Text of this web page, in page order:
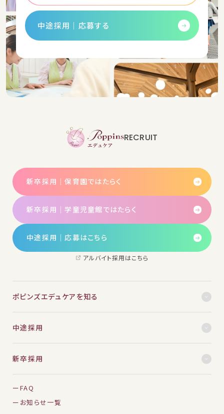
中途採用│応募する
RECRUIT
新卒採用｜保育園ではたらく
新卒採用｜学童児童館ではたらく
中途採用│応募はこちら
アルバイト採用はこちら
ポピンズエデュケアを知る
中途採用
新卒採用
FAQ
お知らせ一覧